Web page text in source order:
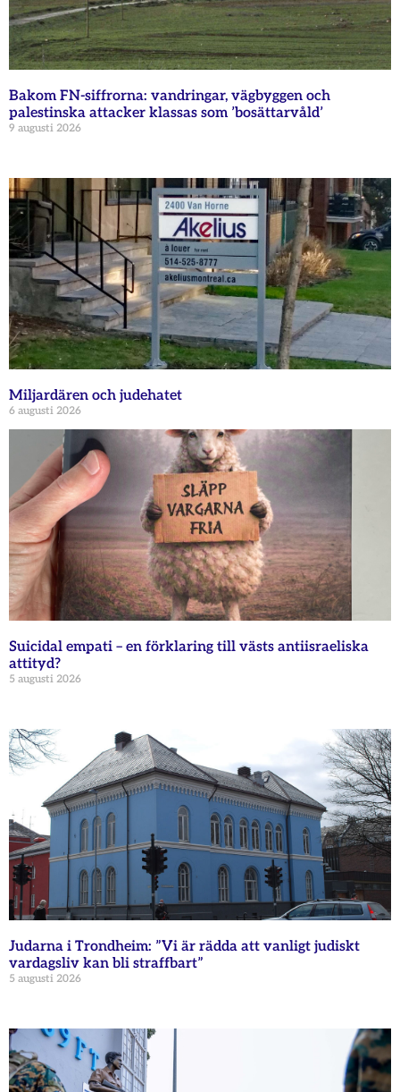
Bakom FN-siffrorna: vandringar, vägbyggen och
palestinska attacker klassas som ’bosättarvåld’
9 augusti 2026
Miljardären och judehatet
6 augusti 2026
Suicidal empati – en förklaring till västs antiisraeliska
attityd?
5 augusti 2026
Judarna i Trondheim: ”Vi är rädda att vanligt judiskt
vardagsliv kan bli straffbart”
5 augusti 2026